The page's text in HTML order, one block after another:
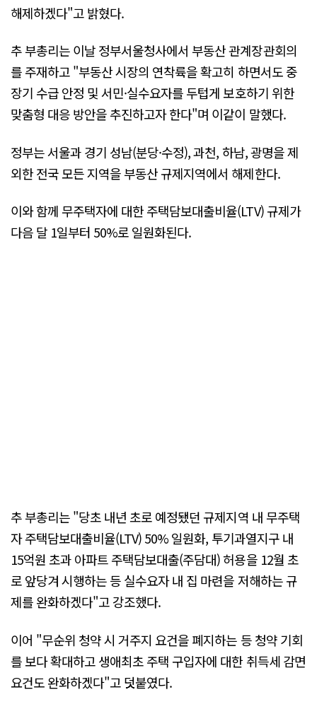
해제하겠다"고 밝혔다.
추 부총리는 이날 정부서울청사에서 부동산 관계장관회의
를 주재하고 "부동산 시장의 연착륙을 확고히 하면서도 중
장기 수급 안정 및 서민·실수요자를 두텁게 보호하기 위한
맞춤형 대응 방안을 추진하고자 한다"며 이같이 말했다.
정부는 서울과 경기 성남(분당·수정), 과천, 하남, 광명을 제
외한 전국 모든 지역을 부동산 규제지역에서 해제한다.
이와 함께 무주택자에 대한 주택담보대출비율(LTV) 규제가
다음 달 1일부터 50%로 일원화된다.
추 부총리는 "당초 내년 초로 예정됐던 규제지역 내 무주택
자 주택담보대출비율(LTV) 50% 일원화, 투기과열지구 내
15억원 초과 아파트 주택담보대출(주담대) 허용을 12월 초
로 앞당겨 시행하는 등 실수요자 내 집 마련을 저해하는 규
제를 완화하겠다"고 강조했다.
이어 "무순위 청약 시 거주지 요건을 폐지하는 등 청약 기회
를 보다 확대하고 생애최초 주택 구입자에 대한 취득세 감면
요건도 완화하겠다"고 덧붙였다.